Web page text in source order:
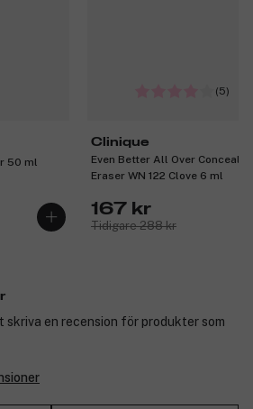
50 ml
(5)
Clinique
Even Better All Over Concealer
Eraser WN 122 Clove 6 ml
167 kr
Tidigare 288 kr
en recension för produkter som